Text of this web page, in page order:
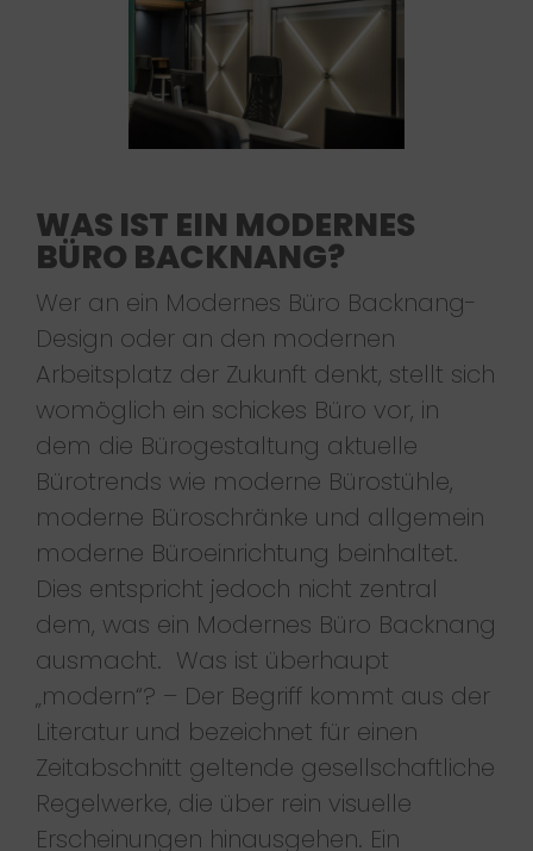
WAS IST EIN MODERNES
BÜRO BACKNANG?
Wer an ein Modernes Büro Backnang-
Design oder an den modernen
Arbeitsplatz der Zukunft denkt, stellt sich
womöglich ein schickes Büro vor, in
dem die Bürogestaltung aktuelle
Bürotrends wie moderne Bürostühle,
moderne Büroschränke und allgemein
moderne Büroeinrichtung beinhaltet.
Dies entspricht jedoch nicht zentral
dem, was ein Modernes Büro Backnang
ausmacht. Was ist überhaupt
„modern“? – Der Begriff kommt aus der
Literatur und bezeichnet für einen
Zeitabschnitt geltende gesellschaftliche
Regelwerke, die über rein visuelle
Erscheinungen hinausgehen. Ein